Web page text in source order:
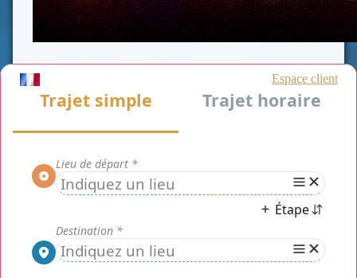
Chauffeur Privé Paris
vous prendra à tout moment en charge pour
tous vos transferts et récupérations. Depuis votre domicile, bureau,
hôtel ou ailleurs mais aussi en trajet inverse depuis laGare du
Notre service vous évite la longue file d'attente de taxi. Aussitôt
arrivé aussitôt récupéré. C'est d'ailleurs un de nos atouts majeurs.